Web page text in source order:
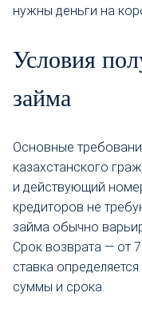
нужны деньги на
Условия
займа
Основные
казахстанского
и действующий
кредиторов не
займа обычно
Срок возврата — от
ставка
суммы и срока.